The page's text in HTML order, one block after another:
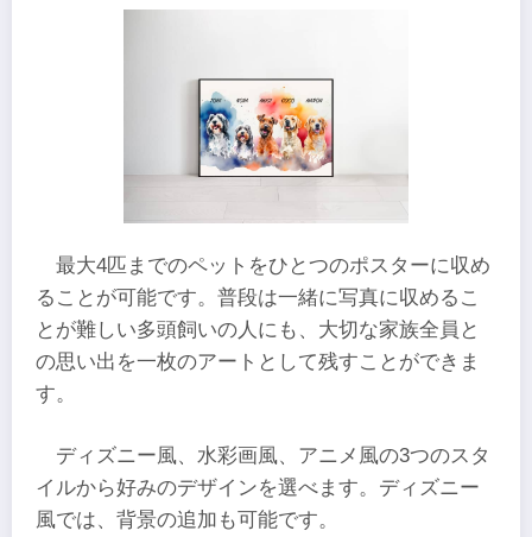
最大4匹までのペットをひとつのポスターに収め
ることが可能です。普段は一緒に写真に収めるこ
とが難しい多頭飼いの人にも、大切な家族全員と
の思い出を一枚のアートとして残すことができま
す。
ディズニー風、水彩画風、アニメ風の3つのスタ
イルから好みのデザインを選べます。ディズニー
風では、背景の追加も可能です。